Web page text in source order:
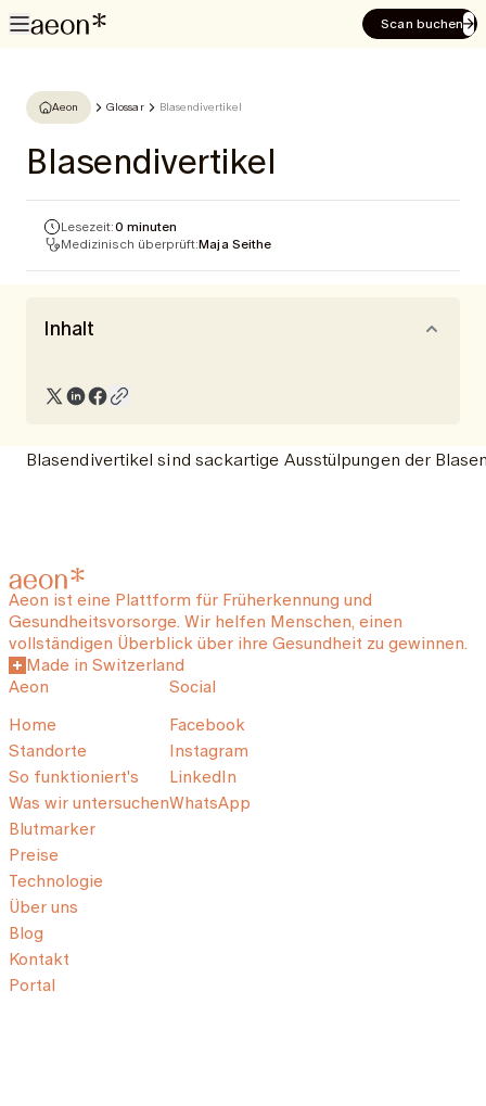
Scan buchen
Aeon Glossar Blasendivertikel
Blasendivertikel
Lesezeit:0 minuten
Medizinisch überprüft:Maja Seithe
Inhalt
Blasendivertikel sind sackartige Ausstülpungen der
Aeon ist eine Plattform für Früherkennung und
Gesundheitsvorsorge. Wir helfen Menschen, einen
vollständigen Überblick über ihre Gesundheit zu gewinnen.
Made in Switzerland
Aeon
Home
Standorte
So funktioniert's
Was wir untersuchen
Blutmarker
Preise
Technologie
Über uns
Blog
Kontakt
Portal
Social
Facebook
Instagram
LinkedIn
WhatsApp